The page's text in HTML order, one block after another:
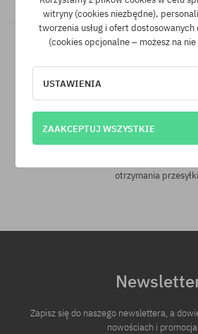
30 dni na zwrot
otrzymania
Zapisz się do naszego newslettera, a
nowościach i
witryny (cookies niezbędne),
tworzenia usług i ofert
(cookies opcjonalne – możesz na
USTAWIENIA
ZAAKCEPTUJ WSZYSTKIE